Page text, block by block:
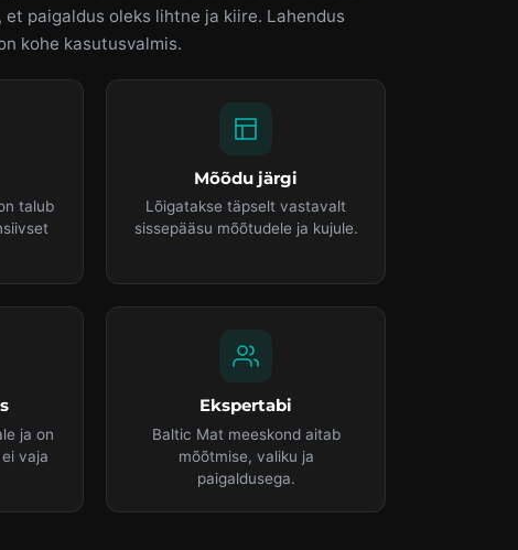
paigaldus oleks lihtne ja kiire. Lahendus
kohe kasutusvalmis.
talub
Mõõdu järgi
Lõigatakse täpselt vastavalt
sissepääsu mõõtudele ja kujule.
ja on
vaja
Ekspertabi
Baltic Mat meeskond aitab
mõõtmise, valiku ja
paigaldusega.